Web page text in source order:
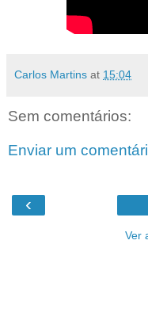
Carlos Martins at 15:04
Sem comentários:
Enviar um
‹
Ver